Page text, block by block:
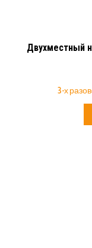
Двухместный
3-х